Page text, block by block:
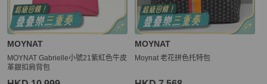
MOYNAT
MOYNAT Gabrielle小號21紫紅色牛皮
革銀扣肩背包
MOYNAT
Moynat 老花拼色托特包